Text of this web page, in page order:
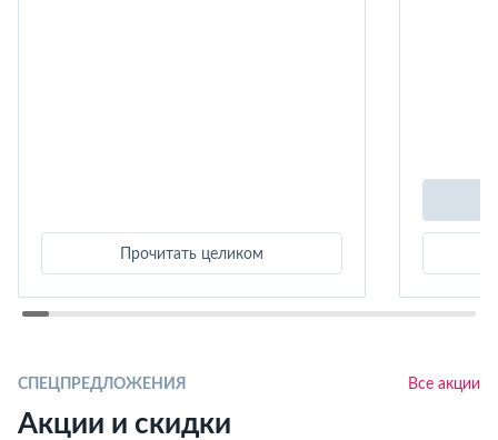
Прочитать целиком
СПЕЦПРЕДЛОЖЕНИЯ Все акции
Акции и скидки